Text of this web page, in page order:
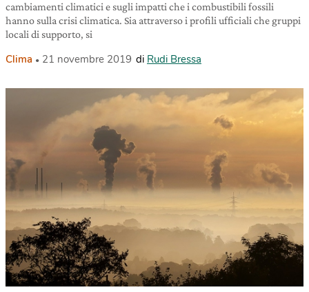
cambiamenti climatici e sugli impatti che i combustibili fossili
hanno sulla crisi climatica. Sia attraverso i profili ufficiali che gruppi
locali di supporto, si
Clima 21 novembre 2019 di Rudi Bressa